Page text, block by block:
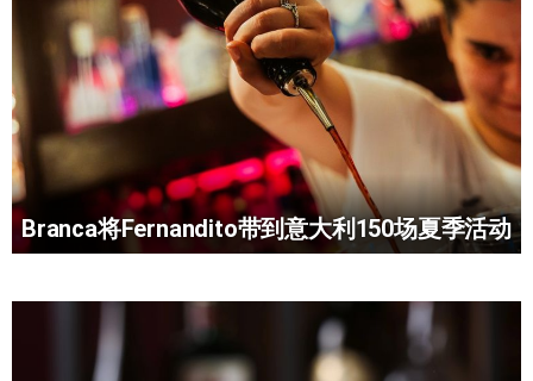
Branca将Fernandito带到意大利150场夏季活动